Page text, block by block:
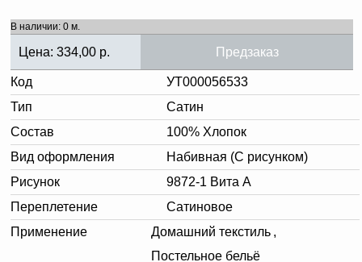
В наличии: 0 м.
Цена: 334,00 р. Предзаказ
Код
УТ000056533
Тип
Сатин
Состав
100% Хлопок
Вид оформления
Набивная (С рисунком)
Рисунок
9872-1 Вита А
Переплетение
Сатиновое
Применение
Домашний текстиль ,
Постельное бельё
в